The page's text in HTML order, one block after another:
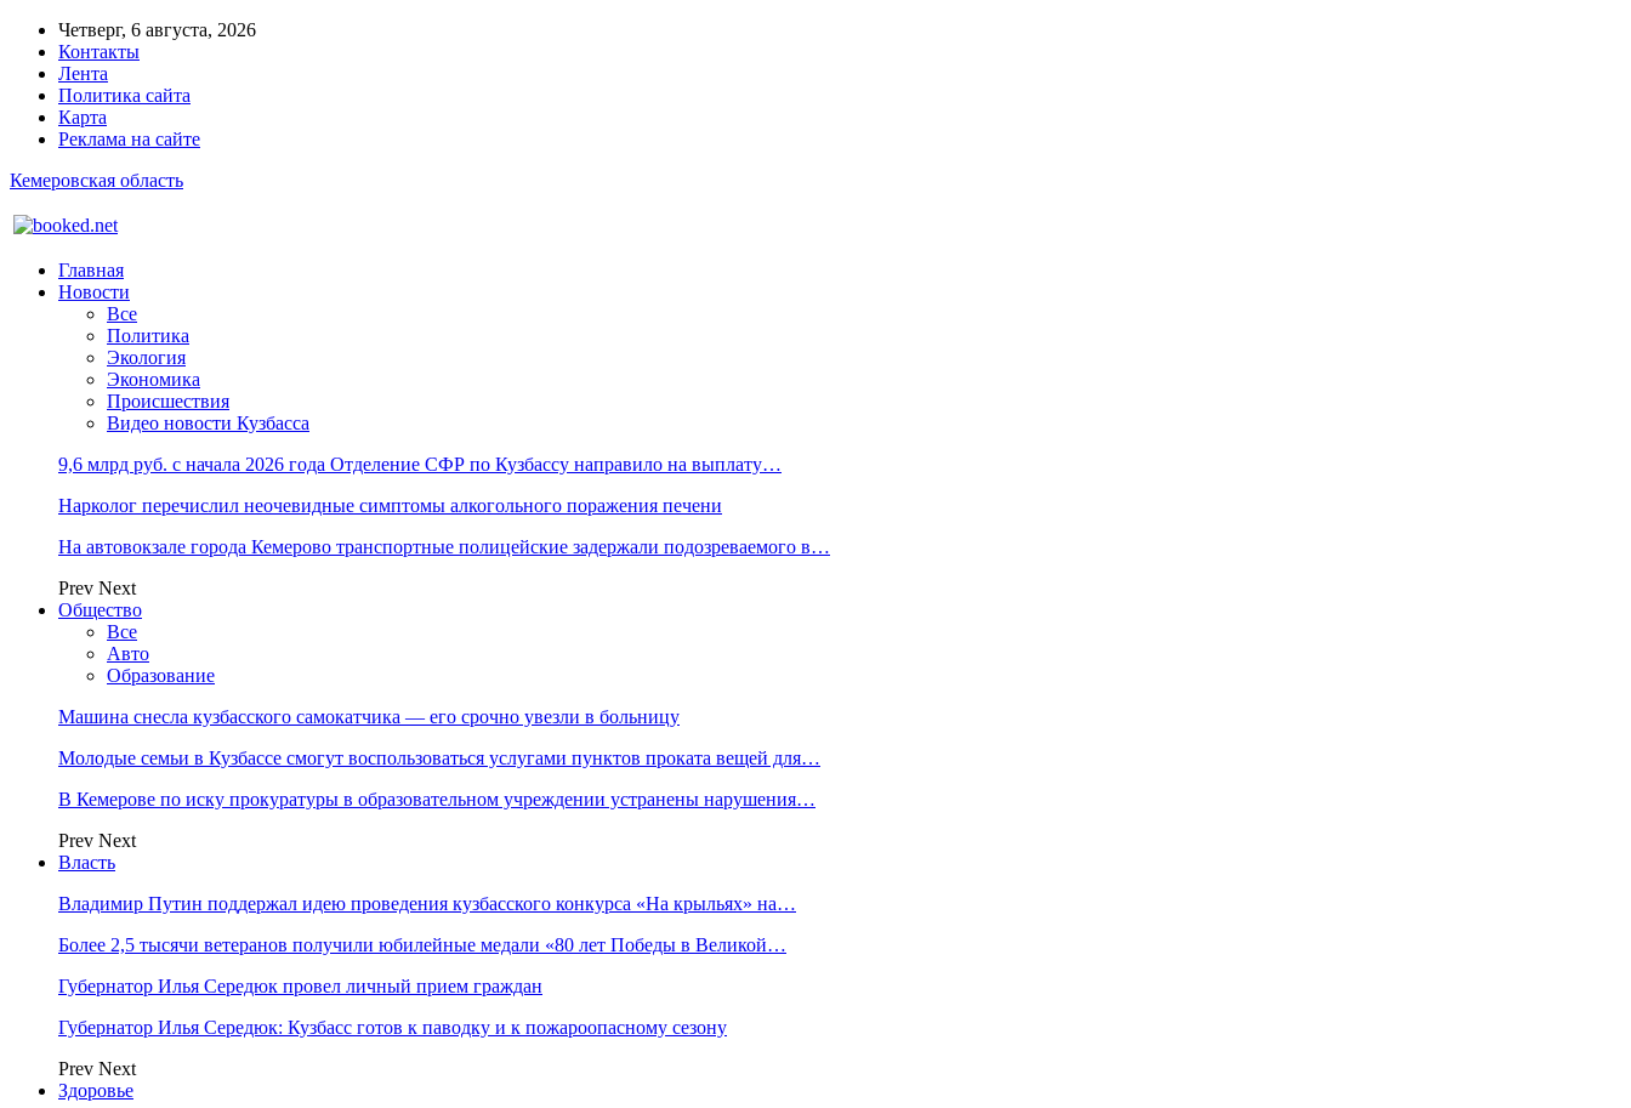
Четверг, 6 августа, 2026
Контакты
Лента
Политика сайта
Карта
Реклама на сайте
Кемеровская область
Главная
Новости
Все
Политика
Экология
Экономика
Происшествия
Видео новости Кузбасса
9,6 млрд руб. с начала 2026 года Отделение СФР по Кузбассу направило на выплату…
Нарколог перечислил неочевидные симптомы алкогольного поражения печени
На автовокзале города Кемерово транспортные полицейские задержали подозреваемого в…
Prev Next
Общество
Все
Авто
Образование
Машина снесла кузбасского самокатчика — его срочно увезли в больницу
Молодые семьи в Кузбассе смогут воспользоваться услугами пунктов проката вещей для…
В Кемерове по иску прокуратуры в образовательном учреждении устранены нарушения…
Prev Next
Власть
Владимир Путин поддержал идею проведения кузбасского конкурса «На крыльях» на…
Более 2,5 тысячи ветеранов получили юбилейные медали «80 лет Победы в Великой…
Губернатор Илья Середюк провел личный прием граждан
Губернатор Илья Середюк: Кузбасс готов к паводку и к пожароопасному сезону
Prev Next
Здоровье